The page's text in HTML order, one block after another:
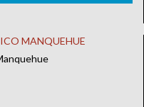
MANQUEHUE